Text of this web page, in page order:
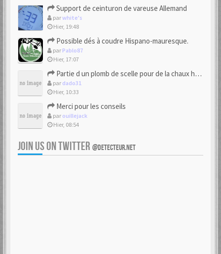
Support de ceinturon de vareuse Allemand
parwhite's
Hier, 19:48
Possible dés à coudre Hispano-mauresque.
par Pablo87
Hier, 17:07
Partie d un plomb de scelle pour de la chaux hydraulique
par dado31
Hier, 10:33
Merci pour les conseils
par ouillejack
Hier, 08:54
JOIN US ON TWITTER @DETECTEUR.NET